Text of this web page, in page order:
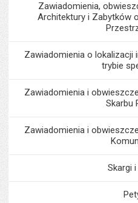
Zawiadomienia,
Architektury i Zabytków
Zawiadomienia o lokalizacji
trybie
Zawiadomienia i
Skarbu
Zawiadomienia i
Skargi